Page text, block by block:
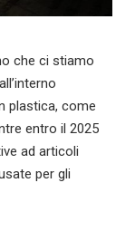
che ci stiamo
plastica, come
entro il 2025
ad articoli
per gli